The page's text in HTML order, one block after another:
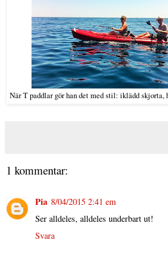
När T paddlar gör han det med stil: iklädd skjorta,
1 kommentar:
Pia 8/04/2015 2:41 em
Ser alldeles, alldeles underbart ut!
Svara